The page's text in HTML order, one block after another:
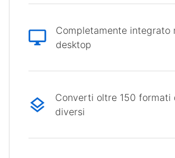
Completamente integrato
desktop
Converti oltre 150 formati
diversi